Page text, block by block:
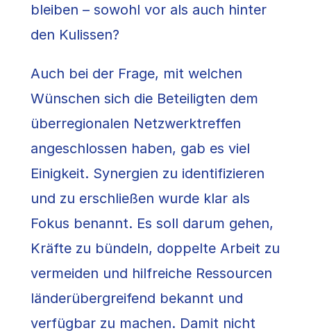
bleiben – sowohl vor als auch hinter
den Kulissen?
Auch bei der Frage, mit welchen
Wünschen sich die Beteiligten dem
überregionalen Netzwerktreffen
angeschlossen haben, gab es viel
Einigkeit. Synergien zu identifizieren
und zu erschließen wurde klar als
Fokus benannt. Es soll darum gehen,
Kräfte zu bündeln, doppelte Arbeit zu
vermeiden und hilfreiche Ressourcen
länderübergreifend bekannt und
verfügbar zu machen. Damit nicht